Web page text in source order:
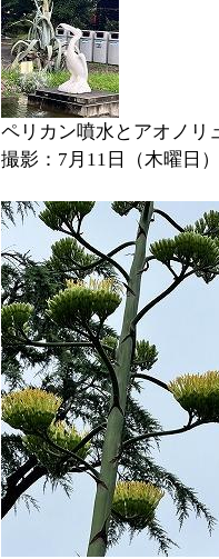
ペリカン噴水とアオノリ
撮影：7月11日（木曜日）